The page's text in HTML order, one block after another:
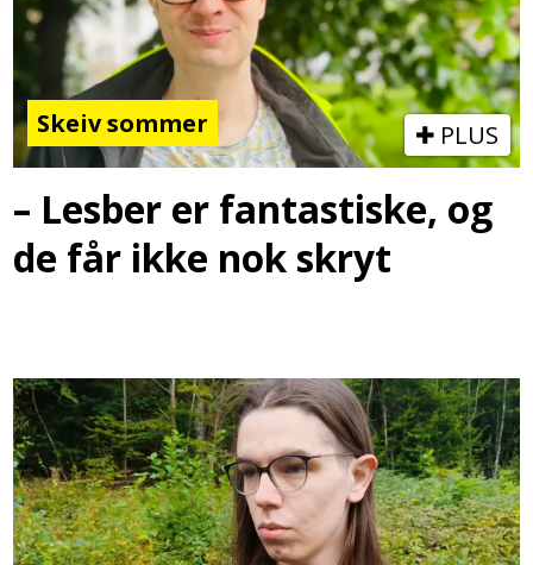
Skeiv sommer PLUS
– Lesber er fantastiske, og
de får ikke nok skryt